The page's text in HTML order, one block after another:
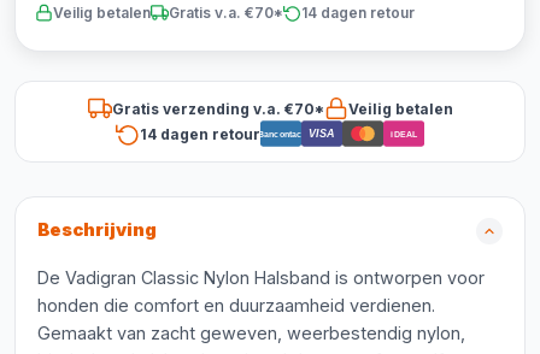
Veilig betalen Gratis v.a. €70* 14 dagen retour
Gratis verzending v.a. €70*
Veilig betalen
14 dagen retourBancontact VISA iDEAL
Beschrijving
De Vadigran Classic Nylon Halsband is ontworpen voor
honden die comfort en duurzaamheid verdienen.
Gemaakt van zacht geweven, weerbestendig nylon,